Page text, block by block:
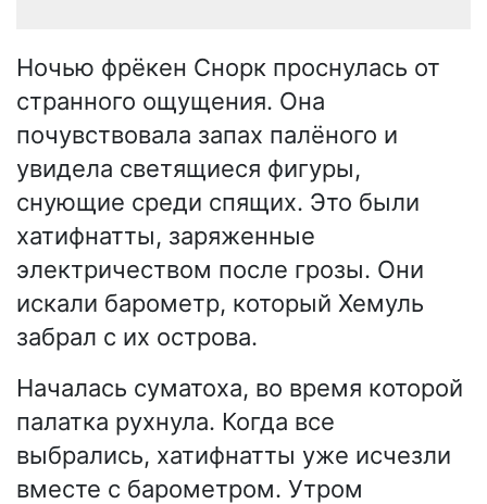
Ночью фрёкен Снорк проснулась от
странного ощущения. Она
почувствовала запах палёного и
увидела светящиеся фигуры,
снующие среди спящих. Это были
хатифнатты, заряженные
электричеством после грозы. Они
искали барометр, который Хемуль
забрал с их острова.
Началась суматоха, во время которой
палатка рухнула. Когда все
выбрались, хатифнатты уже исчезли
вместе с барометром. Утром